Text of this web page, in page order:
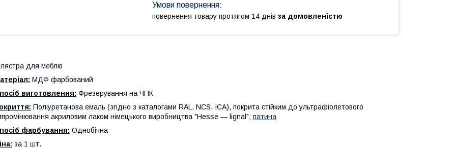
повернення товару протягом 14 днів за домовленістю
для меблів
МДФ фарбований
виготовлення: Фрезерування на ЧПК
Поліуретанова емаль (згідно з каталогами RAL, NCS, ICA), покрита стійким до ультрафіолетового
акриловим лаком німецького виробництва "Hesse — lignal"; патина
фарбування: Однобічна
за 1 шт.